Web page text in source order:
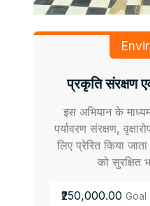
प्रकृति संरक्षण
इस अभियान के
पर्यावरण संरक्षण,
लिए प्रेरित किया
को सुरक्षित
₹250,000.00 Goal